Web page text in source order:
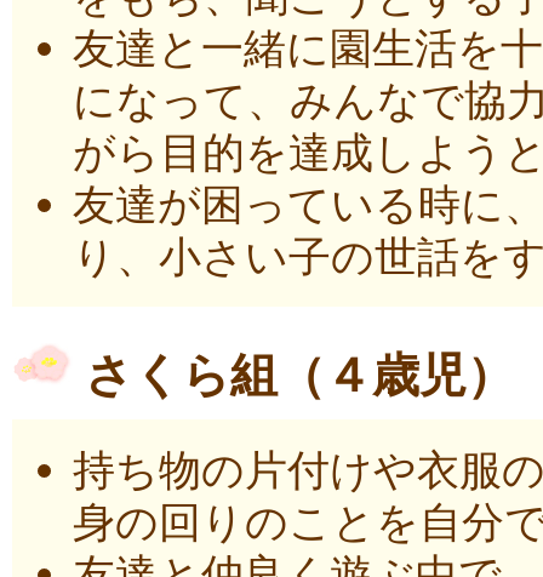
友達と一緒に園生活を
になって、みんなで協
がら目的を達成しよう
友達が困っている時に
り、小さい子の世話を
さくら組（４歳児）
持ち物の片付けや衣服
身の回りのことを自分